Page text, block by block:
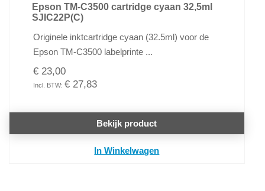
Epson TM-C3500 cartridge cyaan 32,5ml
SJIC22P(C)
Originele inktcartridge cyaan (32.5ml) voor de
Epson TM-C3500 labelprinte ...
€ 23,00
€ 27,83
Bekijk product
In Winkelwagen